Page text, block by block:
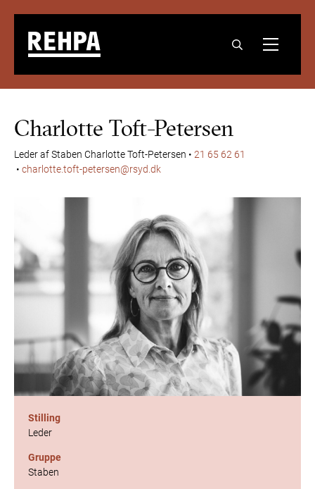
Stilling
Leder
Gruppe
Staben
Charlotte Toft-Petersen
Leder af Staben Charlotte Toft-Petersen • 21 65 62 61
• charlotte.toft-petersen@rsyd.dk